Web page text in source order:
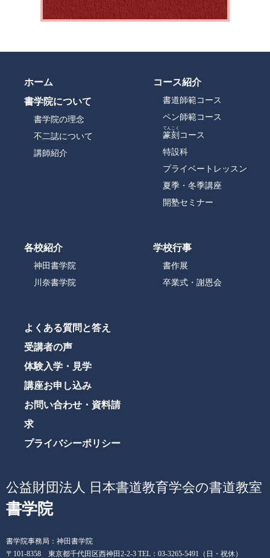
ホーム
書学院について
書学院の理念
不二誌について
講師紹介
コース紹介
書道師範コース
ペン師範コース
篆刻
てんこく
コース
特設科
プライベートレッスン
夏季・冬季講座
開塾セミナー
各校紹介
神田書学院
川奈書学院
学校行事
書作展
卒業式・謝恩会
よくある質問と答え
受講者の声
体験入学・見学
講座お申し込み
お問い合わせ・資料請
求
プライバシーポリシー
公益財団法人 日本書道教育学会の書道教室
書学院
書学院事務局：神田書学院
〒101-8358 東京都千代田区西神田2-2-3 TEL：03-3265-5491（日・祝休）